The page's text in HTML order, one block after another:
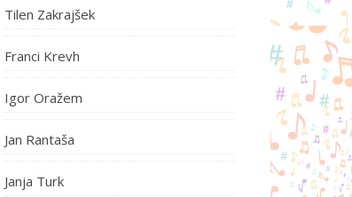
Tilen Zakrajšek
Franci Krevh
Igor Oražem
Jan Rantaša
Janja Turk